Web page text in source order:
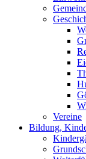
Vereine
Bildung,